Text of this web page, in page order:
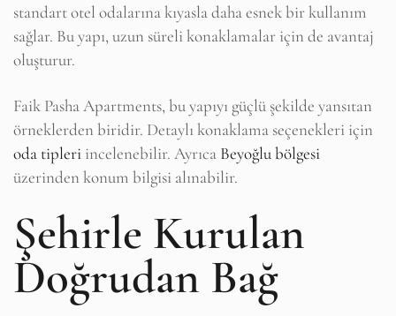
standart otel odalarına kıyasla daha esnek bir kullanım
sağlar. Bu yapı, uzun süreli konaklamalar için de avantaj
oluşturur.
Faik Pasha Apartments, bu yapıyı güçlü şekilde yansıtan
örneklerden biridir. Detaylı konaklama seçenekleri için
oda tipleri incelenebilir. Ayrıca Beyoğlu bölgesi
üzerinden konum bilgisi alınabilir.
Şehirle Kurulan
Doğrudan Bağ